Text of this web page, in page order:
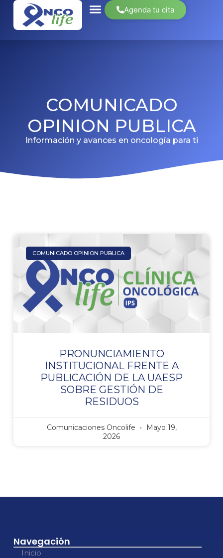
Agenda tu cita
COMUNICADO
OPINION PUBLICA
Información y avances en oncología para ti
COMUNICADO OPINION PUBLICA
PRONUNCIAMIENTO
INSTITUCIONAL FRENTE A
PUBLICACIÓN DE LA UAESP
SOBRE GESTIÓN DE
RESIDUOS
Comunicaciones Oncolife
Mayo 19,
2026
Navegación
Inicio